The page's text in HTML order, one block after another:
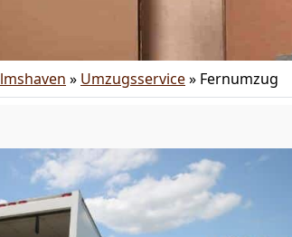
» Umzugsservice» Fernumzug